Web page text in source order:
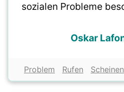
sozialen Probleme
Oskar
Problem Rufen Scheinen